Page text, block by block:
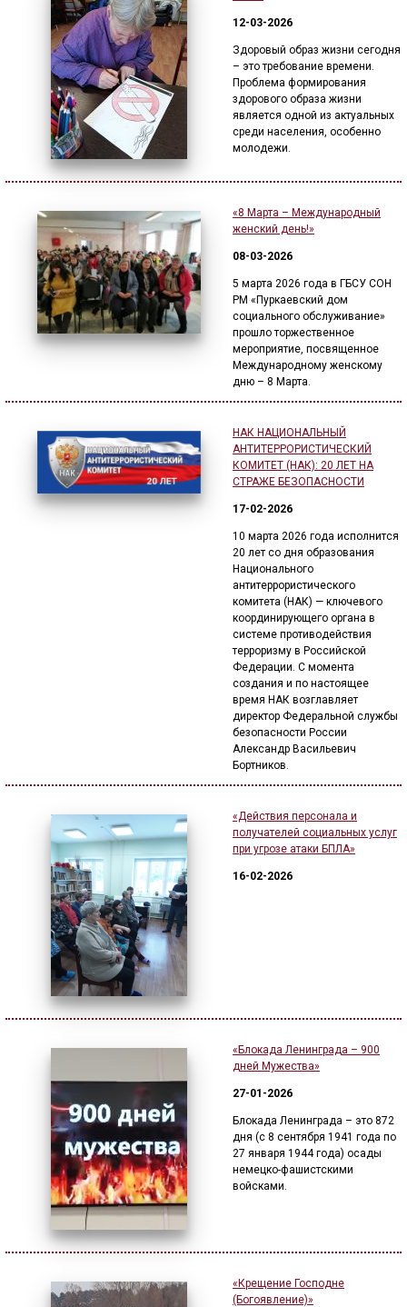
12-03-2026
Здоровый образ жизни сегодня
– это требование времени.
Проблема формирования
здорового образа жизни
является одной из актуальных
среди населения, особенно
молодежи.
«8 Марта – Международный
женский день!»
08-03-2026
5 марта 2026 года в ГБСУ СОН
РМ «Пуркаевский дом
социального обслуживание»
прошло торжественное
мероприятие, посвященное
Международному женскому
дню – 8 Марта.
НАК НАЦИОНАЛЬНЫЙ
АНТИТЕРРОРИСТИЧЕСКИЙ
КОМИТЕТ (НАК): 20 ЛЕТ НА
СТРАЖЕ БЕЗОПАСНОСТИ
17-02-2026
10 марта 2026 года исполнится
20 лет со дня образования
Национального
антитеррористического
комитета (НАК) — ключевого
координирующего органа в
системе противодействия
терроризму в Российской
Федерации. С момента
создания и по настоящее
время НАК возглавляет
директор Федеральной службы
безопасности России
Александр Васильевич
Бортников.
«Действия персонала и
получателей социальных услуг
при угрозе атаки БПЛА»
16-02-2026
«Блокада Ленинграда – 900
дней Мужества»
27-01-2026
Блокада Ленинграда – это 872
дня (с 8 сентября 1941 года по
27 января 1944 года) осады
немецко-фашистскими
войсками.
«Крещение Господне
(Богоявление)»